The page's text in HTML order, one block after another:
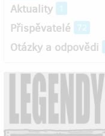
Aktuality
1
Přispěvatelé 72
Otázky a odpovědi